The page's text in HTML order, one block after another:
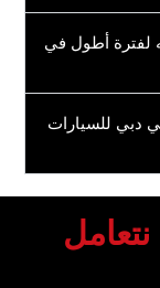
لفترة أطول في
دبي للسيارات